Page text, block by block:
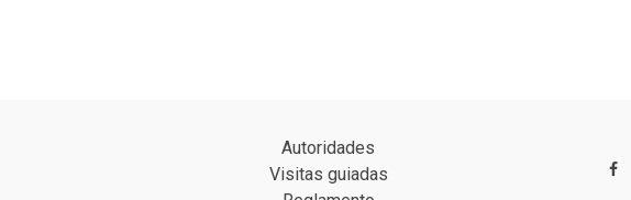
Autoridades
Visitas guiadas
